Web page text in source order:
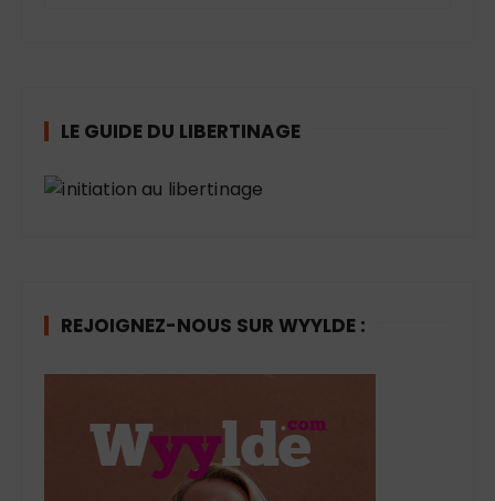
r
e
LE GUIDE DU LIBERTINAGE
REJOIGNEZ-NOUS SUR WYYLDE :